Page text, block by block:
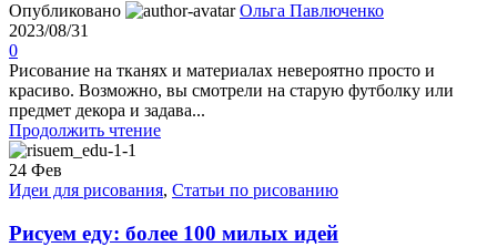
Опубликовано
Ольга Павлюченко
2023/08/31
0
Рисование на тканях и материалах невероятно просто и
красиво. Возможно, вы смотрели на старую футболку или
предмет декора и задава...
Продолжить чтение
24 Фев
Идеи для рисования, Статьи по рисованию
Рисуем еду: более 100 милых идей